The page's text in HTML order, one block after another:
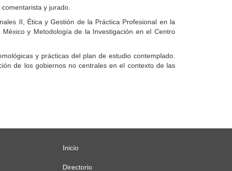
y jurado.
II, Ética y Gestión de la Práctica Profesional en la
y Metodología de la Investigación en el Centro
y prácticas del plan de estudio contemplado.
de los gobiernos no centrales en el contexto de las
Menú
Inicio
Directorio